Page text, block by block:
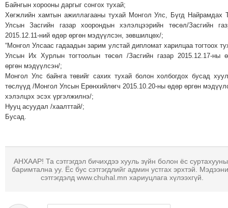
ЭРГЭН
ТОЙРОНД
ЕРӨНХИЙЛӨГЧИЙН
СОНГУУЛЬ-2017
Байнгын хорооны даргыг сонгох тухай;
Хөгжлийн хамтын ажиллагааны тухай Монгол Улс, Бүгд Найрамдах
Улсын Засгийн газар хоорондын хэлэлцээрийн төсөл/Засгийн
2015.12.11-ний өдөр өргөн мэдүүлсэн, зөвшилцөх/;
“Монгол Улсаас гадаадын зарим улстай дипломат харилцаа тогтоох
Улсын Их Хурлын тогтоолын төсөл /Засгийн газар 2015.12.17-ны
өргөн мэдүүлсэн/;
Монгол Улс байнга төвийг сахих тухай болон холбогдох бусад
төслүүд /Монгол Улсын Ерөнхийлөгч 2015.10.20-ны өдөр өргөн
хэлэлцэх эсэх үргэлжилнэ/;
Нууц асуудал /хаалттай/;
Бусад.
АНХААР! Та сэтгэгдэл бичихдээ хууль зүйн болон ёс
баримтална уу. Ёс бус сэтгэгдлийг админ устгах эрхтэй.
сэтгэгдэлд www.chuhal.mn хариуцлага хүлээхгүй.